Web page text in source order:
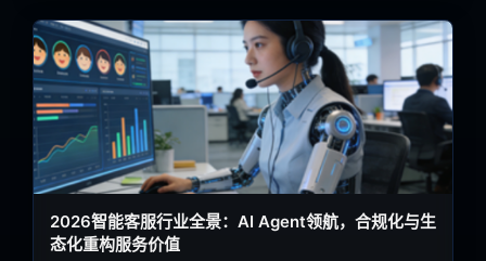
核心主线。本文基于最新行业白皮书与权威数据，全面拆
解当前GEO行业动态。
2026智能客服行业全景：AI Agent领航，合规化与生
态化重构服务价值